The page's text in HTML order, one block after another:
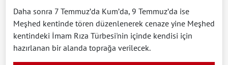
Daha sonra 7 Temmuz’da Kum’da, 9 Temmuz’da ise
Meşhed kentinde tören düzenlenerek cenaze yine Meşhed
kentindeki İmam Rıza Türbesi'nin içinde kendisi için
hazırlanan bir alanda toprağa verilecek.​​​​​​​